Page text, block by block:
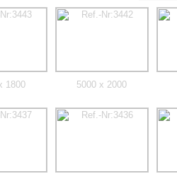
1800 5000 x 2000